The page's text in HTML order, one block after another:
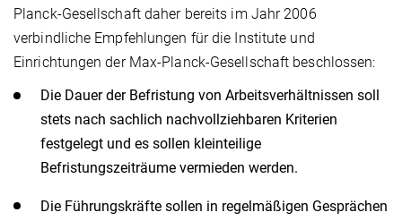
Planck-Gesellschaft daher bereits im Jahr 2006
verbindliche Empfehlungen für die Institute und
Einrichtungen der Max-Planck-Gesellschaft beschlossen:
Die Dauer der Befristung von Arbeitsverhältnissen soll
stets nach sachlich nachvollziehbaren Kriterien
festgelegt und es sollen kleinteilige
Befristungszeiträume vermieden werden.
Die Führungskräfte sollen in regelmäßigen Gesprächen